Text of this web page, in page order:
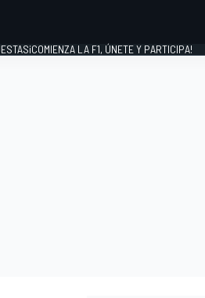
¡COMIENZA LA F1, ÚNETE Y PARTICIPA!